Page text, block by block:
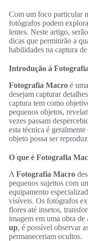
Com um foco particular
fotógrafos podem
lentes. Neste artigo,
dicas que permitirão a
habilidades na captura
Introdução à
Fotografia Macro é
desejam capturar
captura tem como
pequenos objetos,
vezes passam
esta técnica é
objeto possa ser
O que é Fotografia
A Fotografia Macro
pequenos sujeitos com
equipamento
visíveis. Os fotógrafos
flores até insetos,
imagem em uma obra
up, é possível observar
permaneceriam ocultos.